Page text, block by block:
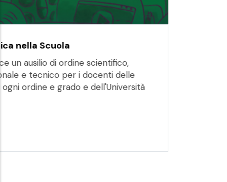
Chemistry Europe
le riviste di Chemistry Europe sono pubblicazioni
peer-reviewed di alto profilo che coprono tutti
gli ambiti della chimica, dalla ricerca di base a